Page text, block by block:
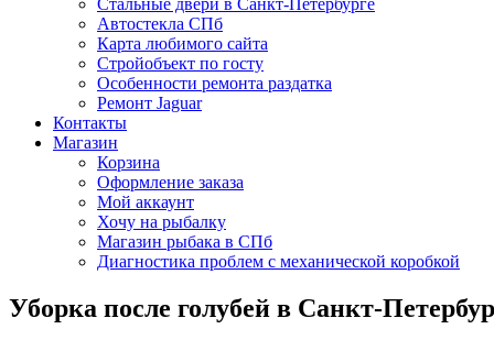
Автостекла СПб
Карта любимого сайта
Стройобъект по госту
Особенности ремонта раздатка
Ремонт Jaguar
Контакты
Магазин
Корзина
Оформление заказа
Мой аккаунт
Хочу на рыбалку
Магазин рыбака в СПб
Диагностика проблем с механической коробкой
Уборка после голубей в Санкт-